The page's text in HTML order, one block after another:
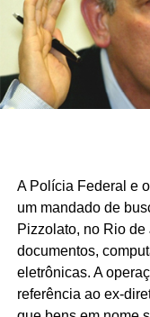
A Polícia Federal e
um mandado de
Pizzolato, no Rio
documentos,
eletrônicas. A
referência ao ex-